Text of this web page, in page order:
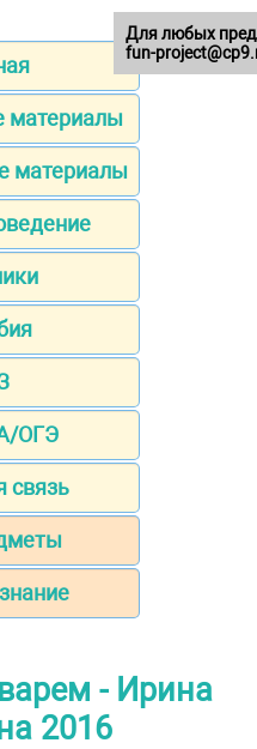
материалы
материалы
ОГЭ
связь
- Ирина
2016
Для любых
fun-